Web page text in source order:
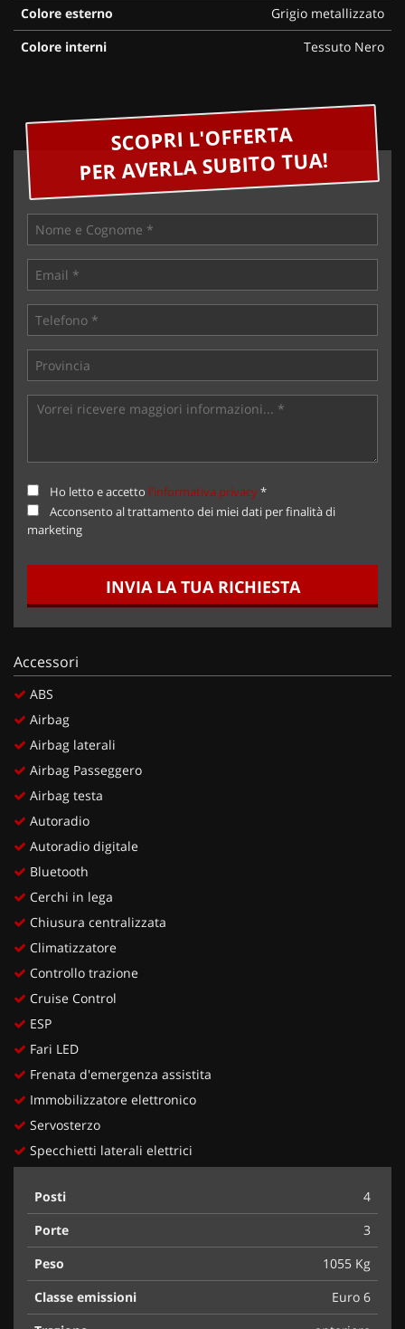
Colore esterno
Grigio metallizzato
Colore interni
Tessuto Nero
SCOPRI L'OFFERTA
PER AVERLA SUBITO TUA!
Ho letto e accetto l'informativa privacy*
Acconsento al trattamento dei miei dati per finalità di
marketing
INVIA LA TUA RICHIESTA
Accessori
ABS
Airbag
Airbag laterali
Airbag Passeggero
Airbag testa
Autoradio
Autoradio digitale
Bluetooth
Cerchi in lega
Chiusura centralizzata
Climatizzatore
Controllo trazione
Cruise Control
ESP
Fari LED
Frenata d'emergenza assistita
Immobilizzatore elettronico
Servosterzo
Specchietti laterali elettrici
Posti
4
Porte
3
Peso
1055 Kg
Classe emissioni
Euro 6